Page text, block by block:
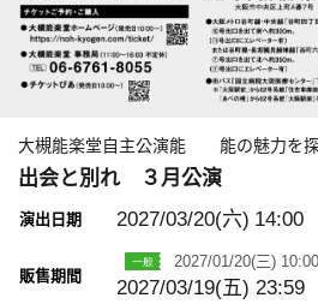
大槻能楽堂自主公演能 能の魅力を探
出会と別れ ３月公演
演出日期 2027/03/20(六) 14:00
販售期間
2027/01/20(三)
2027/03/19(五) 23:59